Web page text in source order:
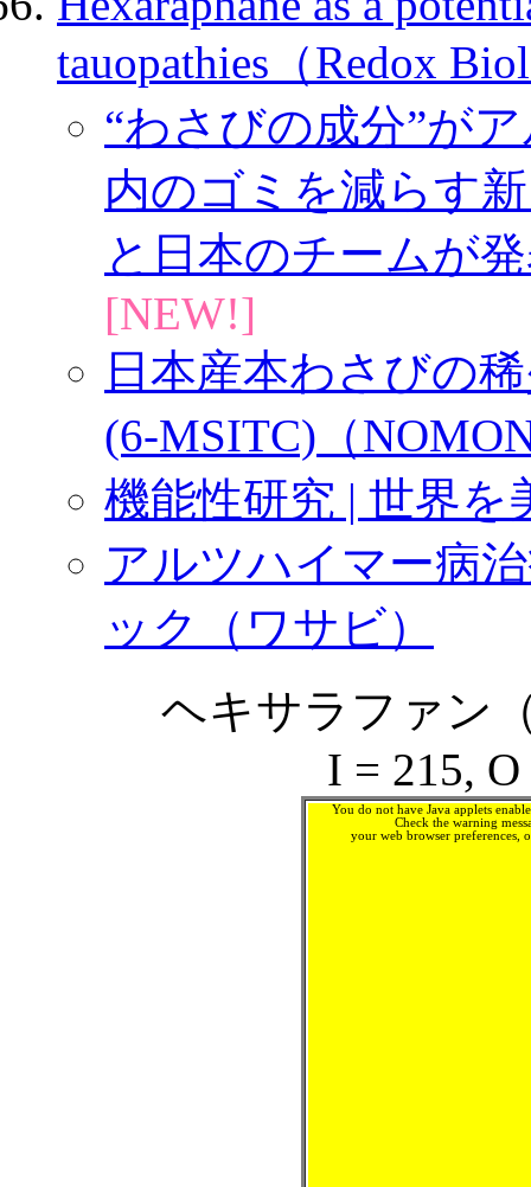
tauopathies（Redox
“わさびの成分”が
内のゴミを減らす
と日本のチームが
[NEW!]
日本産本わさびの
(6‐MSITC)（
機能性研究 | 世界
アルツハイマー病
ック（ワサビ）
ヘキサラファン
I = 215,
You do not have Java applets
Check the warning
your web browser preferences,